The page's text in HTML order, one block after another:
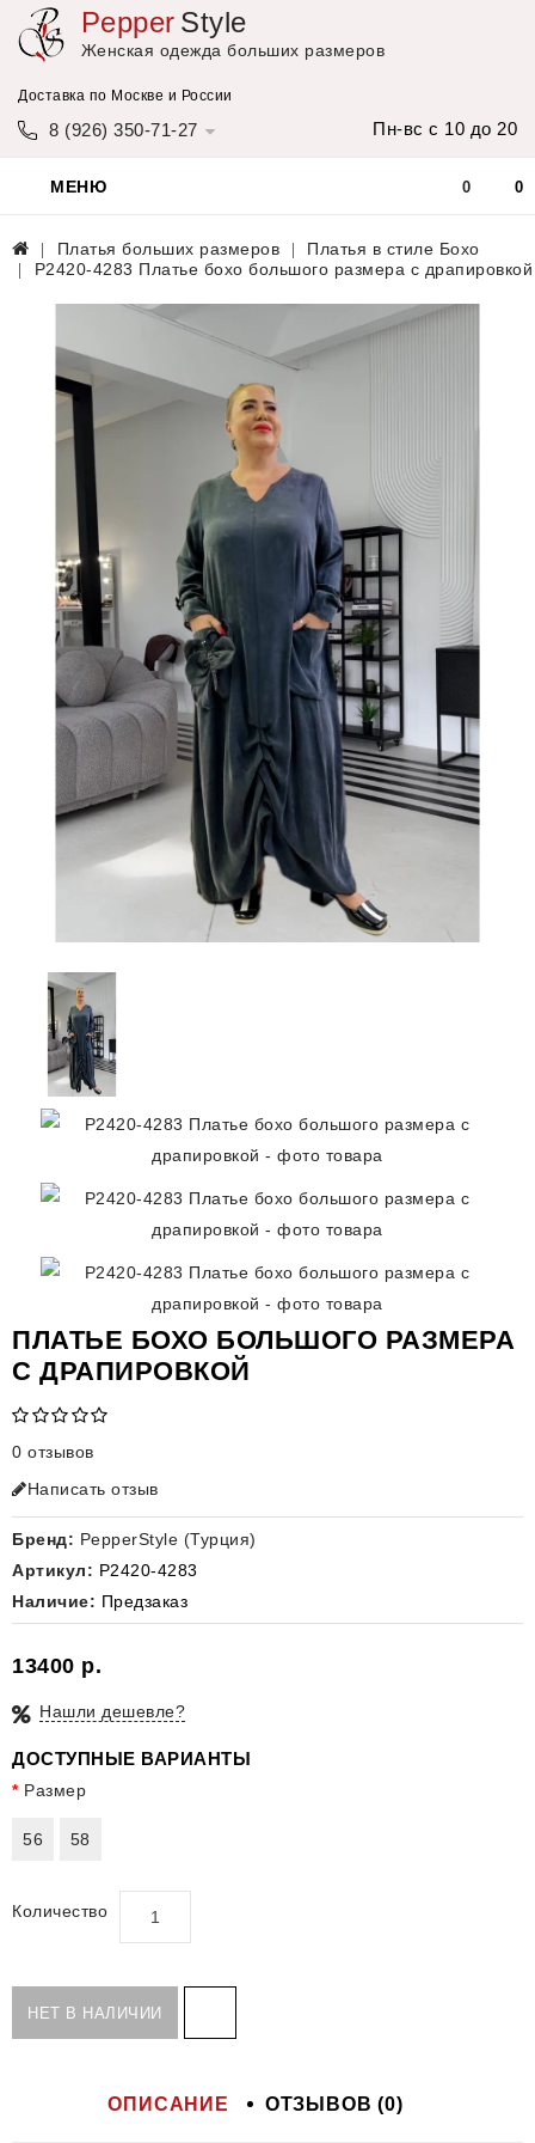
Pepper Style
Женская одежда больших размеров
Доставка по Москве и России
8 (926) 350-71-27 Пн-вс с 10 до 20
МЕНЮ 0 0
Платья больших размеров
Платья в стиле Бохо
P2420-4283 Платье бохо большого размера с драпировкой
ПЛАТЬЕ БОХО БОЛЬШОГО РАЗМЕРА
С ДРАПИРОВКОЙ
0 отзывов
Написать отзыв
Бренд: PepperStyle (Турция)
Артикул: P2420-4283
Наличие: Предзаказ
13400 р.
Нашли дешевле?
ДОСТУПНЫЕ ВАРИАНТЫ
Размер
56 58
Количество
НЕТ В НАЛИЧИИ
ОПИСАНИЕ ОТЗЫВОВ (0)